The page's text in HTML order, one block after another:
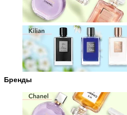
Бренды